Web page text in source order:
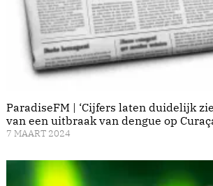
ParadiseFM | ‘Cijfers laten duidelijk
van een uitbraak van dengue op
7 MAART 2024